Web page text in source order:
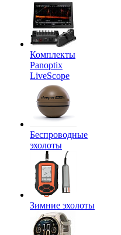
Комплекты
Panoptix
LiveScope
Беспроводные
эхолоты
Зимние эхолоты